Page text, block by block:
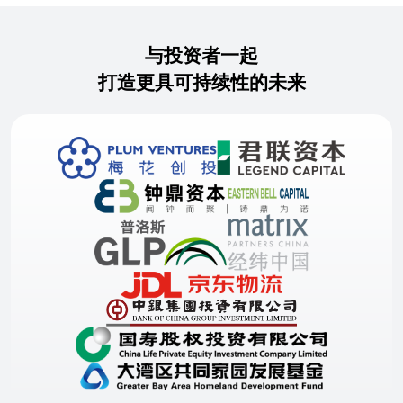
与投资者一起
打造更具可持续性的未来